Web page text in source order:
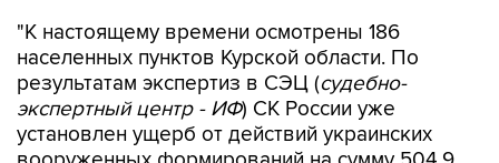
"К настоящему времени осмотрены 186
населенных пунктов Курской области. По
результатам экспертиз в СЭЦ (судебно-
экспертный центр - ИФ) СК России уже
установлен ущерб от действий украинских